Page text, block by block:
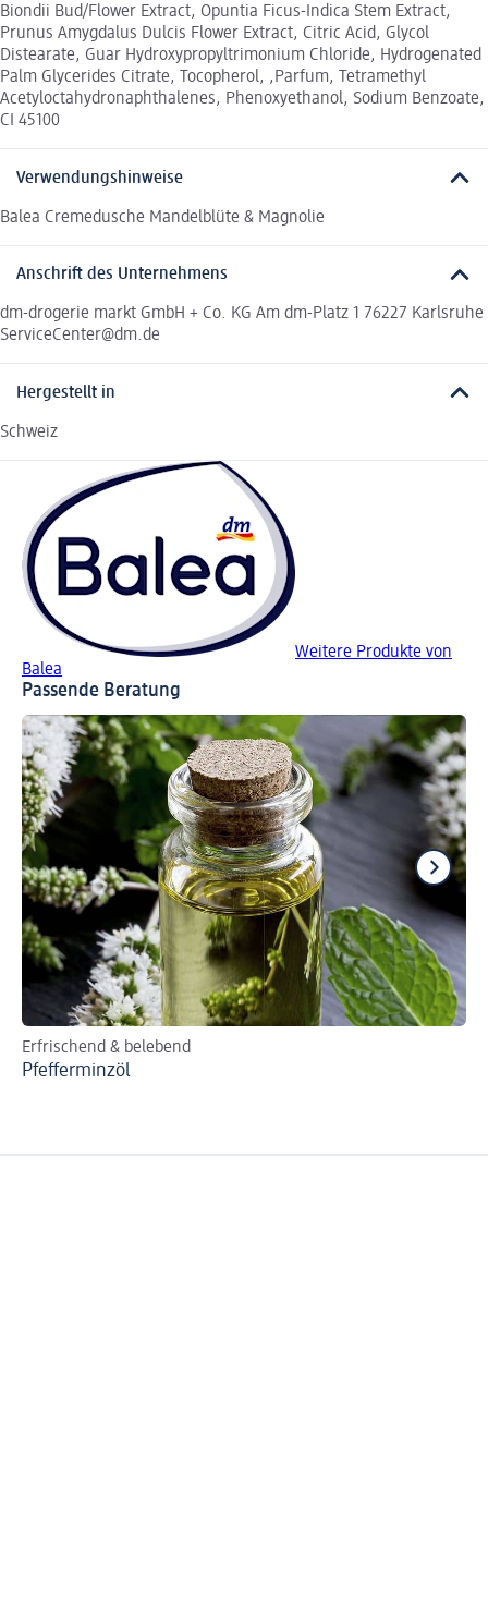
Biondii Bud/Flower Extract, Opuntia Ficus-Indica Stem Extract,
Prunus Amygdalus Dulcis Flower Extract, Citric Acid, Glycol
Distearate, Guar Hydroxypropyltrimonium Chloride, Hydrogenated
Palm Glycerides Citrate, Tocopherol, ,Parfum, Tetramethyl
Acetyloctahydronaphthalenes, Phenoxyethanol, Sodium Benzoate,
CI 45100
Verwendungshinweise
Balea Cremedusche Mandelblüte & Magnolie
Anschrift des Unternehmens
dm-drogerie markt GmbH + Co. KG Am dm-Platz 1 76227 Karlsruhe
ServiceCenter@dm.de
Hergestellt in
Schweiz
Weitere Produkte von
Balea
Passende Beratung
Erfrischend & belebend
Pfefferminzöl